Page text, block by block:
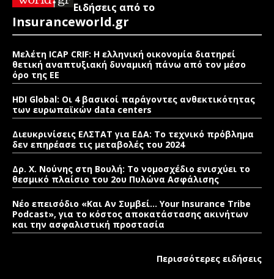
Ειδήσεις από το
Insuranceworld.gr
Μελέτη ICAP CRIF: Η ελληνική οικονομία διατηρεί
θετική αναπτυξιακή δυναμική πάνω από τον μέσο
όρο της ΕΕ
HDI Global: Οι 4 βασικοί παράγοντες ανθεκτικότητας
των ευρωπαϊκών data centers
Διευκρινίσεις ΕΛΣΤΑΤ για ΕΔΑ: Το τεχνικό πρόβλημα
δεν επηρέασε τις μεταβολές του 2024
Δρ. Χ. Νούνης στη Βουλή: Το νομοσχέδιο ενισχύει το
θεσμικό πλαίσιο του 2ου Πυλώνα Ασφάλισης
Νέο επεισόδιο «Και Αν Συμβεί… Your Insurance Tribe
Podcast», για το κόστος αποκατάστασης ακινήτων
και την ασφαλιστική προστασία
Περισσότερες ειδήσεις